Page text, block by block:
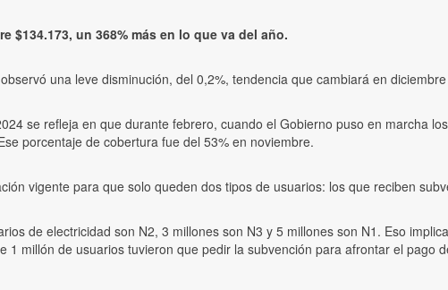
$134.173, un 368% más en lo que va del año.
una leve disminución, del 0,2%, tendencia que cambiará en
se refleja en que durante febrero, cuando el Gobierno puso en marcha
porcentaje de cobertura fue del 53% en noviembre.
vigente para que solo queden dos tipos de usuarios: los que reciben
de electricidad son N2, 3 millones son N3 y 5 millones son N1. Eso
1 millón de usuarios tuvieron que pedir la subvención para afrontar el pago